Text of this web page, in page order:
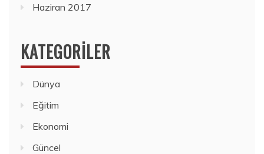
Haziran 2017
KATEGORILER
Dünya
Eğitim
Ekonomi
Güncel